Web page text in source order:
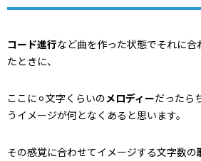
コード進行など曲を作った状態でそれに合
たときに、
ここに⚪︎文字くらいのメロディーだったら
うイメージが何となくあると思います。
その感覚に合わせてイメージする文字数の